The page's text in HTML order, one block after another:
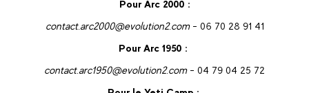
Pour Arc 2000 :
contact.arc2000@evolution2.com- 06 70 28 91 41
Pour Arc 1950 :
contact.arc1950@evolution2.com- 04 79 04 25 72